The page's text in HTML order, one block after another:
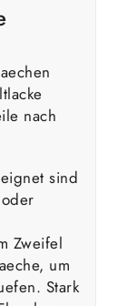
nach
sind
Zweifel
um
Stark